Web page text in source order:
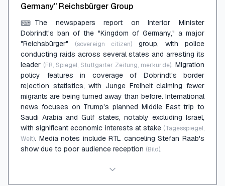
Germany" Reichsbürger Group
⌨ The newspapers report on Interior Minister
Dobrindt's ban of the "Kingdom of Germany," a major
"Reichsbürger"
(sovereign citizen) group, with police
conducting raids across several states and arresting its
leader (FR, Spiegel, Stuttgarter Zeitung, merkur.de). Migration
policy features in coverage of Dobrindt's border
rejection statistics, with Junge Freiheit claiming fewer
migrants are being turned away than before. International
news focuses on Trump's planned Middle East trip to
Saudi Arabia and Gulf states, notably excluding Israel,
with significant economic interests at stake (Tagesspiegel,
Welt). Media notes include RTL canceling Stefan Raab's
show due to poor audience reception (Bild).